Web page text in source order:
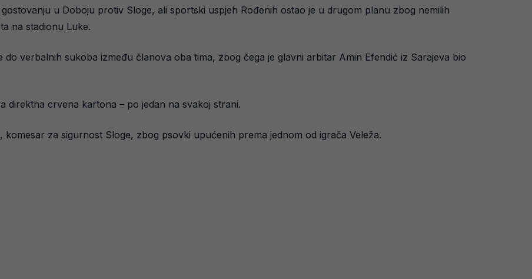
u Doboju protiv Sloge, ali sportski uspjeh Rođenih ostao je u drugom planu zbog nemilih
na stadionu Luke.
do verbalnih sukoba između članova oba tima, zbog čega je glavni arbitar Amin Efendić iz Sarajeva bio
direktna crvena kartona – po jedan na svakoj strani.
komesar za sigurnost Sloge, zbog psovki upućenih prema jednom od igrača Veleža.